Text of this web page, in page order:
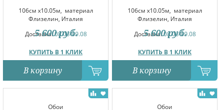
106см x10.05м, материал
Флизелин, Италия
Доставка:08.08-09.08
КУПИТЬ В 1 КЛИК
5 600 руб.
В корзину
106см x10.05м, материал
Флизелин, Италия
Доставка:08.08-09.08
КУПИТЬ В 1 КЛИК
5 600 руб.
В корзину
Обои Обои